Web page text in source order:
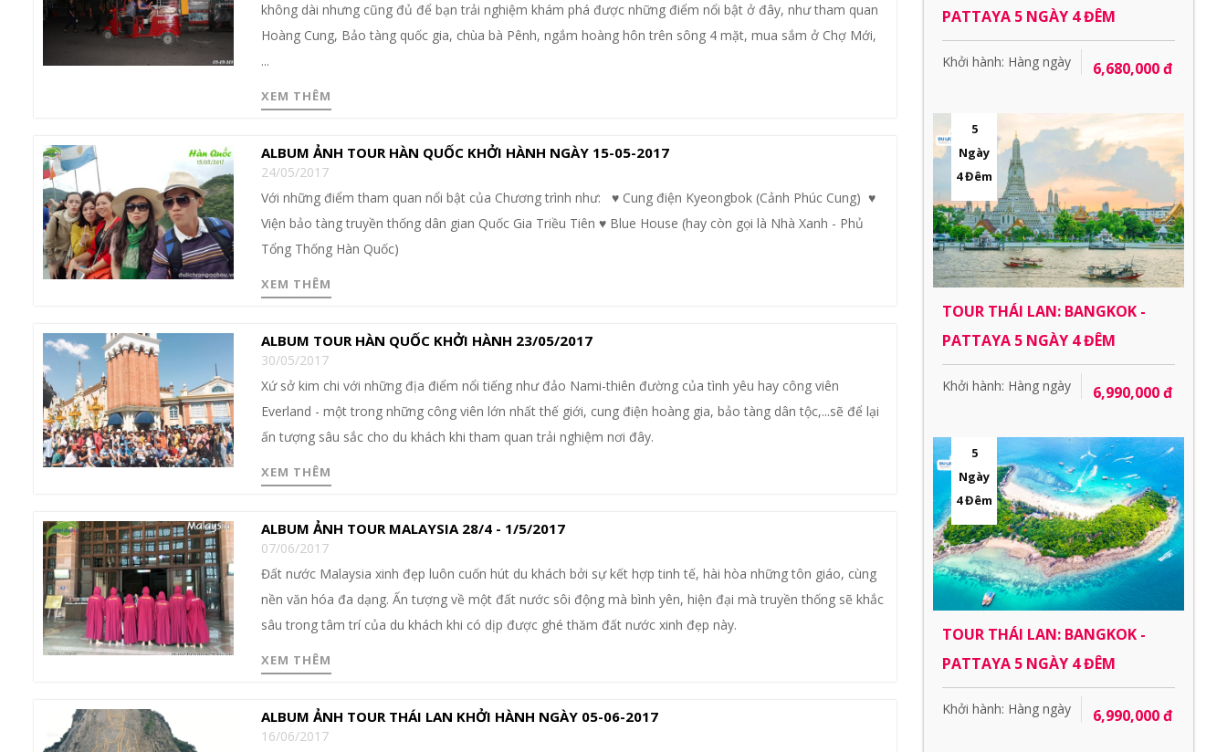
không dài nhưng cũng đủ để bạn trải nghiệm khám phá được những điểm nổi bật ở đây, như tham quan
Hoàng Cung, Bảo tàng quốc gia, chùa bà Pênh, ngắm hoàng hôn trên sông 4 mặt, mua sắm ở Chợ Mới,
...
XEM THÊM
ALBUM ẢNH TOUR HÀN QUỐC KHỞI HÀNH NGÀY 15-05-2017
24/05/2017
Với những điểm tham quan nổi bật của Chương trình như: ♥ Cung điện Kyeongbok (Cảnh Phúc Cung) ♥
Viện bảo tàng truyền thống dân gian Quốc Gia Triều Tiên ♥ Blue House (hay còn gọi là Nhà Xanh - Phủ
Tổng Thống Hàn Quốc)
XEM THÊM
ALBUM TOUR HÀN QUỐC KHỞI HÀNH 23/05/2017
30/05/2017
Xứ sở kim chi với những địa điểm nổi tiếng như đảo Nami-thiên đường của tình yêu hay công viên
Everland - một trong những công viên lớn nhất thế giới, cung điện hoàng gia, bảo tàng dân tộc,...sẽ để lại
ấn tượng sâu sắc cho du khách khi tham quan trải nghiệm nơi đây.
XEM THÊM
ALBUM ẢNH TOUR MALAYSIA 28/4 - 1/5/2017
07/06/2017
Đất nước Malaysia xinh đẹp luôn cuốn hút du khách bởi sự kết hợp tinh tế, hài hòa những tôn giáo, cùng
nền văn hóa đa dạng. Ấn tượng về một đất nước sôi động mà bình yên, hiện đại mà truyền thống sẽ khắc
sâu trong tâm trí của du khách khi có dịp được ghé thăm đất nước xinh đẹp này.
XEM THÊM
ALBUM ẢNH TOUR THÁI LAN KHỞI HÀNH NGÀY 05-06-2017
16/06/2017
PATTAYA 5 NGÀY 4 ĐÊM
Khởi hành: Hàng ngày 6,680,000 đ
5
Ngày
4 Đêm
TOUR THÁI LAN: BANGKOK -
PATTAYA 5 NGÀY 4 ĐÊM
Khởi hành: Hàng ngày 6,990,000 đ
5
Ngày
4 Đêm
TOUR THÁI LAN: BANGKOK -
PATTAYA 5 NGÀY 4 ĐÊM
Khởi hành: Hàng ngày 6,990,000 đ